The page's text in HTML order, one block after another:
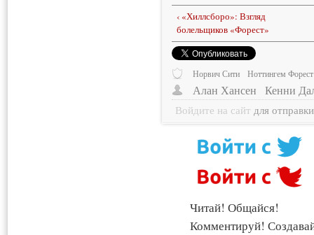
‹ «Хиллсборо»: Взгляд
болельщиков «Форест»
Норвич Сити Ноттингем Форест
Алан Хансен Кенни
Войдите на сайт для
Читай! Общайся!
Комментируй!